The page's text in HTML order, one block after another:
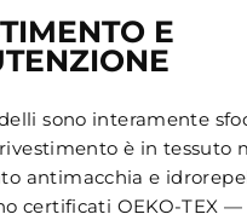
E
sono interamente
è in tessuto
antimacchia e
certificati OEKO-TEX